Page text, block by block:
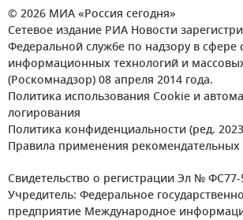
© 2026 МИА «Россия сегодня»
Сетевое издание РИА Новости
Федеральной службе по надзору в сфере
информационных технологий и
(Роскомнадзор) 08 апреля 2014 года.
Политика использования Cookie и
логирования
Политика конфиденциальности (ред.
Правила применения рекомендательных
Свидетельство о регистрации Эл № ФС77-
Учредитель: Федеральное
предприятие Международное